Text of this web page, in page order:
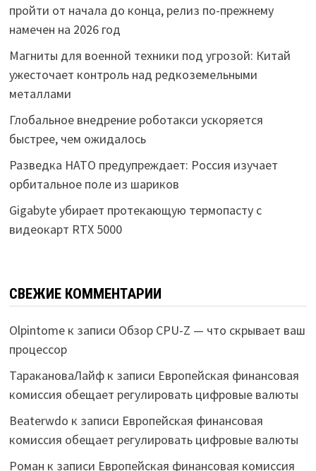
пройти от начала до конца, релиз по-прежнему
намечен на 2026 год
Магниты для военной техники под угрозой: Китай
ужесточает контроль над редкоземельными
металлами
Глобальное внедрение роботакси ускоряется
быстрее, чем ожидалось
Разведка НАТО предупреждает: Россия изучает
орбитальное поле из шариков
Gigabyte убирает протекающую термопасту с
видеокарт RTX 5000
СВЕЖИЕ КОММЕНТАРИИ
Olpintomeк записи Обзор CPU-Z — что скрывает ваш
процессор
ТаракановаЛайфк записи Европейская финансовая
комиссия обещает регулировать цифровые валюты
Beaterwdo к записи Европейская финансовая
комиссия обещает регулировать цифровые валюты
Роман к записи Европейская финансовая комиссия